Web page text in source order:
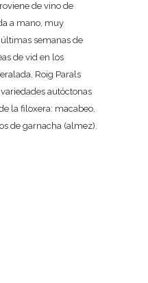
de vino de
a mano, muy
semanas de
de vid en los
Roig Parals
autóctonas
la filoxera: macabeo,
de garnacha (almez).